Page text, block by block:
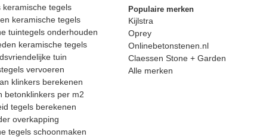
keramische tegels
keramische tegels
tuintegels onderhouden
keramische tegels
tuin
vervoeren
klinkers berekenen
betonklinkers per m2
tegels berekenen
overkapping
tegels schoonmaken
Populaire merken
Kijlstra
Oprey
Onlinebetonstenen.nl
Claessen Stone + Garden
Alle merken